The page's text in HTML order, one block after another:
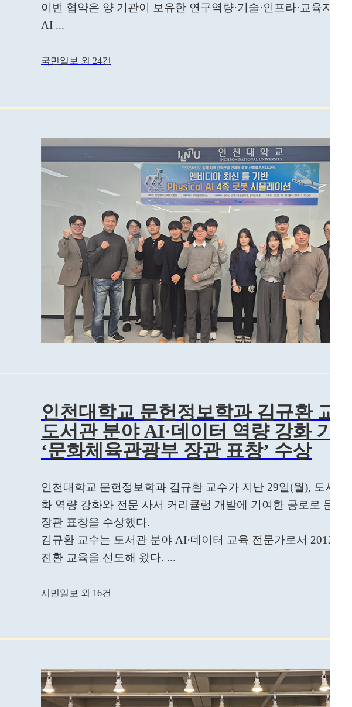
이번 협약은 양 기관이 보유한 연구역량·기술·인프라·교육자원
AI ...
국민일보 외 24건
인천대학교 문헌정보학과 김규환 교
도서관 분야 AI·데이터 역량 강화 기
‘문화체육관광부 장관 표창’ 수상
인천대학교 문헌정보학과 김규환 교수가 지난 29일(월), 도서관
화 역량 강화와 전문 사서 커리큘럼 개발에 기여한 공로로 문화
장관 표창을 수상했다.
김규환 교수는 도서관 분야 AI·데이터 교육 전문가로서 2012년
전환 교육을 선도해 왔다. ...
시민일보 외 16건